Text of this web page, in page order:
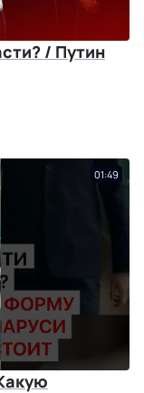
/ Путин
01:49